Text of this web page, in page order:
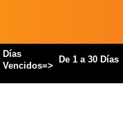
Días
Vencidos=>
De 1 a 30 Días